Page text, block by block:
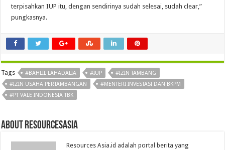
terpisahkan IUP itu, dengan sendirinya sudah selesai, sudah clear,”
pungkasnya.
Tags #BAHLIL LAHADALIA #IUP
#IZIN TAMBANG
#IZIN USAHA PERTAMBANGAN
#MENTERI INVESTASI DAN BKPM
#PT VALE INDONESIA TBK
About Resourcesasia
Resources Asia.id adalah portal berita yang